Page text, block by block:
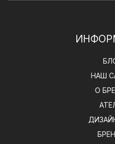
НАШ
О